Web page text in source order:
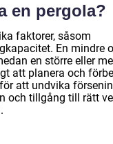
en pergola?
faktorer, såsom
En mindre
en större eller
att planera och
att undvika
och tillgång till rätt